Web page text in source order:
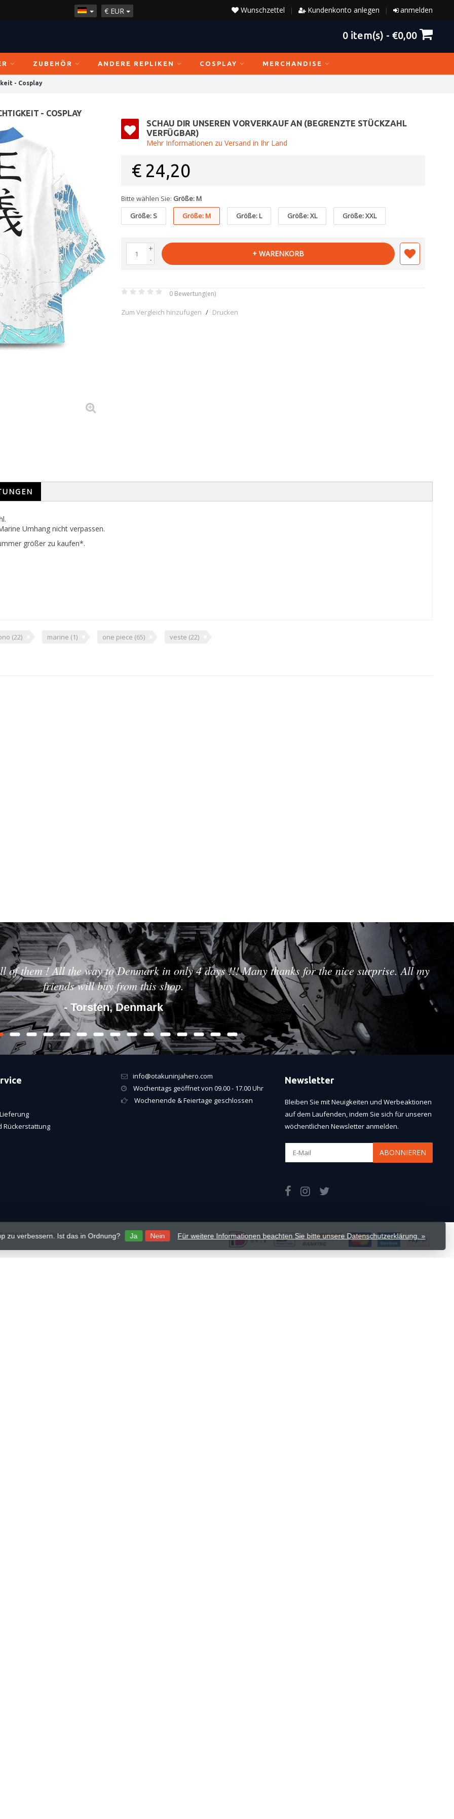
€ EUR anmelden
|
Kundenkonto anlegen
|
Wunschzettel
0 item(s) - €0,00
ZUBEHÖR ANDERE REPLIKEN COSPLAY MERCHANDISE
- Cosplay
- COSPLAY
SCHAU DIR UNSEREN VORVERKAUF AN (BEGRENZTE STÜCKZAHL
VERFÜGBAR)
Mehr Informationen zu Versand in Ihr Land
€ 24,20
Bitte wählen Sie: Größe: M
Größe: S
Größe: M Größe: L Größe: XL Größe: XXL
+
-
+ WARENKORB
0 Bewertung(en)
Zum Vergleich hinzufügen / Drucken
Umhang nicht verpassen.
größer zu kaufen*.
(22) marine (1) one piece (65) veste (22)
of them ! All the way to Denmark in only 4 days !!! Many thanks for the nice surprise. All my
friends will buy from this shop.
- Torsten, Denmark
Rückerstattung
info@otakuninjahero.com
Wochentags geöffnet von 09.00 - 17.00 Uhr
Wochenende & Feiertage geschlossen
Newsletter
Bleiben Sie mit Neuigkeiten und Werbeaktionen
auf dem Laufenden, indem Sie sich für unseren
wöchentlichen Newsletter anmelden.
ABONNIEREN
zu verbessern. Ist das in Ordnung? Ja Nein Für weitere Informationen beachten Sie bitte unsere Datenschutzerklärung. »
Mavericks Distribution